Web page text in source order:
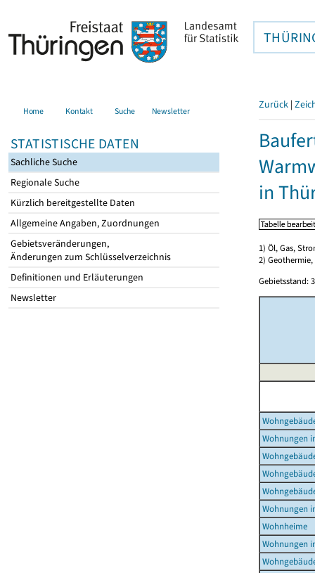
Home Kontakt Suche Newsletter
STATISTISCHE DATEN
Sachliche Suche
Regionale Suche
Kürzlich bereitgestellte Daten
Allgemeine Angaben, Zuordnungen
Gebietsveränderungen,
Änderungen zum Schlüsselverzeichnis
Definitionen und Erläuterungen
Newsletter
Zurück |
in
1) Öl, Gas,
2)
Gebietsstand:
Wohnungen
Wohnungen
Wohnheime
Wohnungen